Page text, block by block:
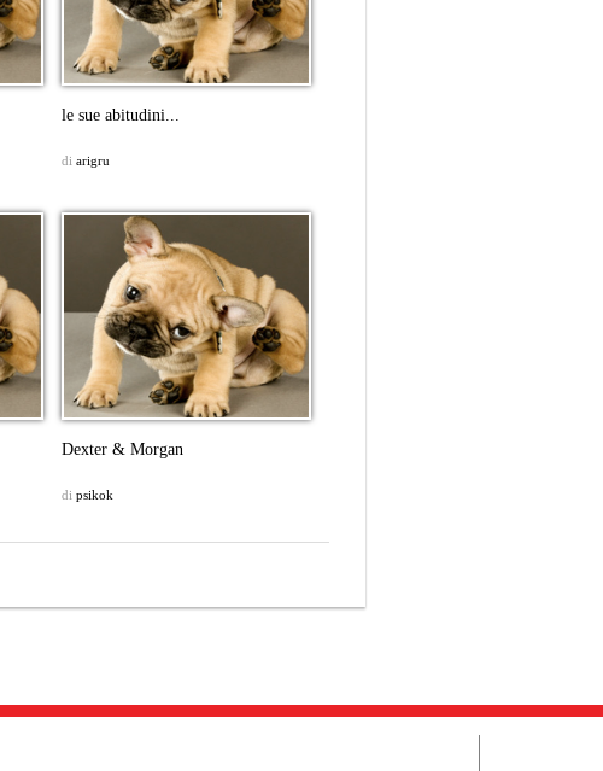
le sue abitudini...
di arigru
Dexter & Morgan
di psikok